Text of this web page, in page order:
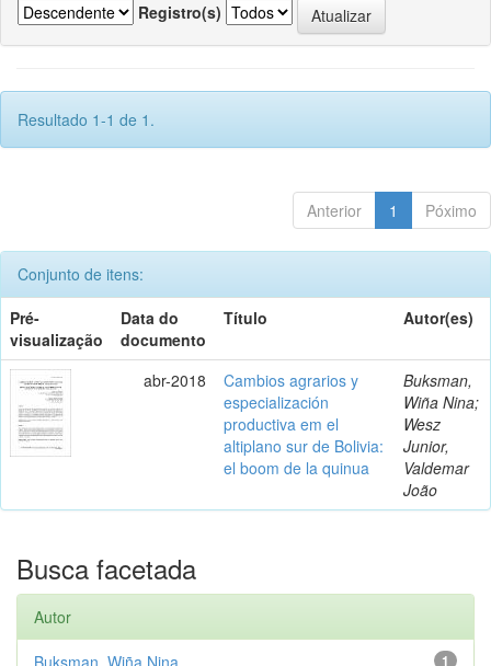
Registro(s)
Resultado 1-1 de 1.
Anterior 1 Póximo
Conjunto de itens:
Pré-
visualização
Data do
documento
Título Autor(es)
abr-2018
Cambios agrarios y
especialización
productiva em el
altiplano sur de Bolivia:
el boom de la quinua
Buksman,
Wiña Nina;
Wesz
Junior,
Valdemar
João
Busca facetada
Autor
1
Buksman, Wiña Nina